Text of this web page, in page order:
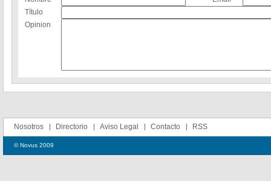
Título
Opinion
Nosotros Directorio Aviso Legal Contacto RSS
© Novus 2009